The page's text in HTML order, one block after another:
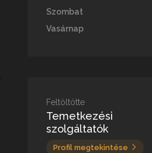
Szombat
Vasárnap
Feltöltötte
Temetkezési
szolgáltatók
Profil megtekintése